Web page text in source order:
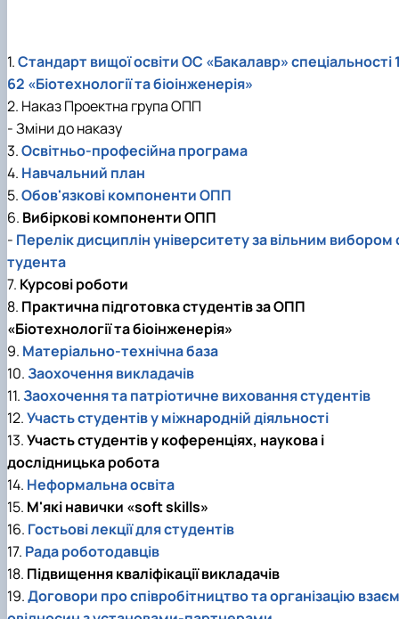
1.Стандарт вищої освіти ОС «Бакалавр» спеціальності
62 «Біотехнології та біоінженерія»
2. Наказ Проектна група ОПП
- Зміни до наказу
3.Освітньо-професійна програма
4. Навчальний план
5.Обов'язкові компоненти ОПП
6. Вибіркові компоненти ОПП
- Перелік дисциплін університету за вільним вибором
тудента
7. Курсові роботи
8. Практична підготовка студентів за ОПП
«Біотехнології та біоінженерія»
9. Матеріально-технічна база
10.Заохочення викладачів
11.Заохочення та патріотичне виховання студентів
12.Участь студентів у міжнародній діяльності
13.Участь студентів у коференціях, наукова і
дослідницька робота
14. Неформальна освіта
15. М'які навички «soft skills»
16. Гостьові лекції для студентів
17. Рада роботодавців
18. Підвищення кваліфікації викладачів
19.Договори про співробітництво та організацію взаєм